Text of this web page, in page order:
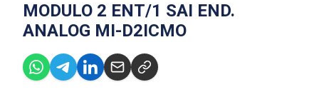
MODULO 2 ENT/1 SAI END.
ANALOG MI-D2ICMO